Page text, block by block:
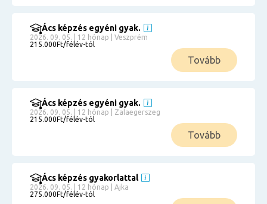
Ács képzés egyéni gyak.
2026. 09. 05. | 12 hónap | Veszprém
215.000Ft/félév-tól
Tovább
Ács képzés egyéni gyak.
2026. 09. 05. | 12 hónap | Zalaegerszeg
215.000Ft/félév-tól
Tovább
Ács képzés gyakorlattal
2026. 09. 05. | 12 hónap | Ajka
275.000Ft/félév-tól